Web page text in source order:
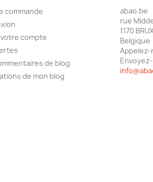
commande
compte
de blog
de mon blog
abao.be
rue
1170
Belgique
Appelez-